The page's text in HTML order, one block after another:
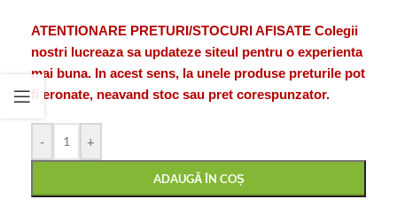
ATENTIONARE PRETURI/STOCURI AFISATE Colegii
nostri lucreaza sa updateze siteul pentru o experienta
mai buna. In acest sens, la unele produse preturile pot
fi eronate, neavand stoc sau pret corespunzator.
- +
ADAUGĂ ÎN COȘ